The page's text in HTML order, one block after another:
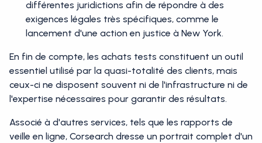
différentes juridictions afin de répondre à des
exigences légales très spécifiques, comme le
lancement d'une action en justice à New York.
En fin de compte, les achats tests constituent un outil
essentiel utilisé par la quasi-totalité des clients, mais
ceux-ci ne disposent souvent ni de l'infrastructure ni de
l'expertise nécessaires pour garantir des résultats.
Associé à d'autres services, tels que les rapports de
veille en ligne, Corsearch dresse un portrait complet d'un